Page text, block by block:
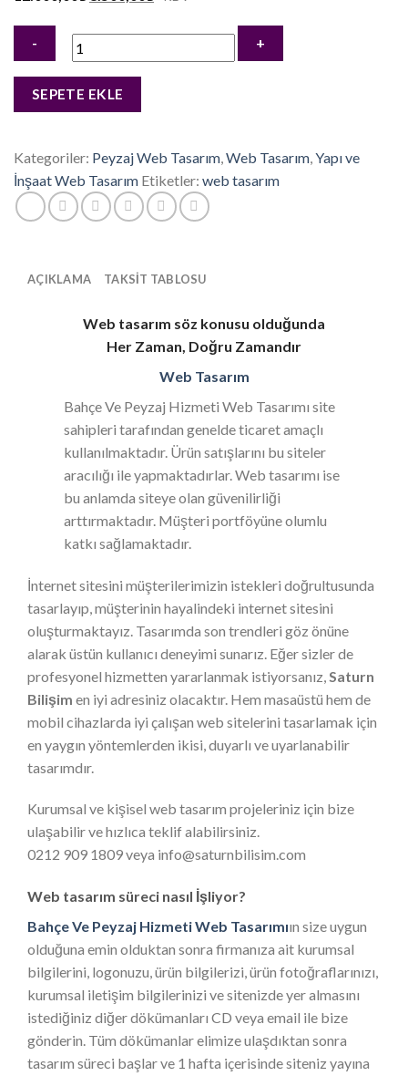
12.000,00₺.fiyat:
8.500,00₺.
Bahçe
Web
Tasarımı
adet
SEPETE EKLE
Kategoriler: Peyzaj Web Tasarım Web Tasarım Yapı ve
İnşaat Web Tasarım Etiketler: web tasarım
AÇIKLAMA TAKSIT TABLOSU
Web tasarım söz konusu olduğunda
Her Zaman, Doğru Zamandır
Web Tasarım
Bahçe Ve Peyzaj Hizmeti Web Tasarımı site
sahipleri tarafından genelde ticaret amaçlı
kullanılmaktadır. Ürün satışlarını bu siteler
aracılığı ile yapmaktadırlar. Web tasarımı ise
bu anlamda siteye olan güvenilirliği
arttırmaktadır. Müşteri portföyüne olumlu
katkı sağlamaktadır.
İnternet sitesini müşterilerimizin istekleri doğrultusunda
tasarlayıp, müşterinin hayalindeki internet sitesini
oluşturmaktayız. Tasarımda son trendleri göz önüne
alarak üstün kullanıcı deneyimi sunarız. Eğer sizler de
profesyonel hizmetten yararlanmak istiyorsanız, Saturn
Bilişim en iyi adresiniz olacaktır. Hem masaüstü hem de
mobil cihazlarda iyi çalışan web sitelerini tasarlamak için
en yaygın yöntemlerden ikisi, duyarlı ve uyarlanabilir
tasarımdır.
Kurumsal ve kişisel web tasarım projeleriniz için bize
ulaşabilir ve hızlıca teklif alabilirsiniz.
0212 909 1809 veya info@saturnbilisim.com
Web tasarım süreci nasıl İşliyor?
Bahçe Ve Peyzaj Hizmeti Web Tasarımıın size uygun
olduğuna emin olduktan sonra firmanıza ait kurumsal
bilgilerini, logonuzu, ürün bilgilerizi, ürün fotoğraflarınızı,
kurumsal iletişim bilgilerinizi ve sitenizde yer almasını
istediğiniz diğer dökümanları CD veya email ile bize
gönderin. Tüm dökümanlar elimize ulaşdıktan sonra
tasarım süreci başlar ve 1 hafta içerisinde siteniz yayına